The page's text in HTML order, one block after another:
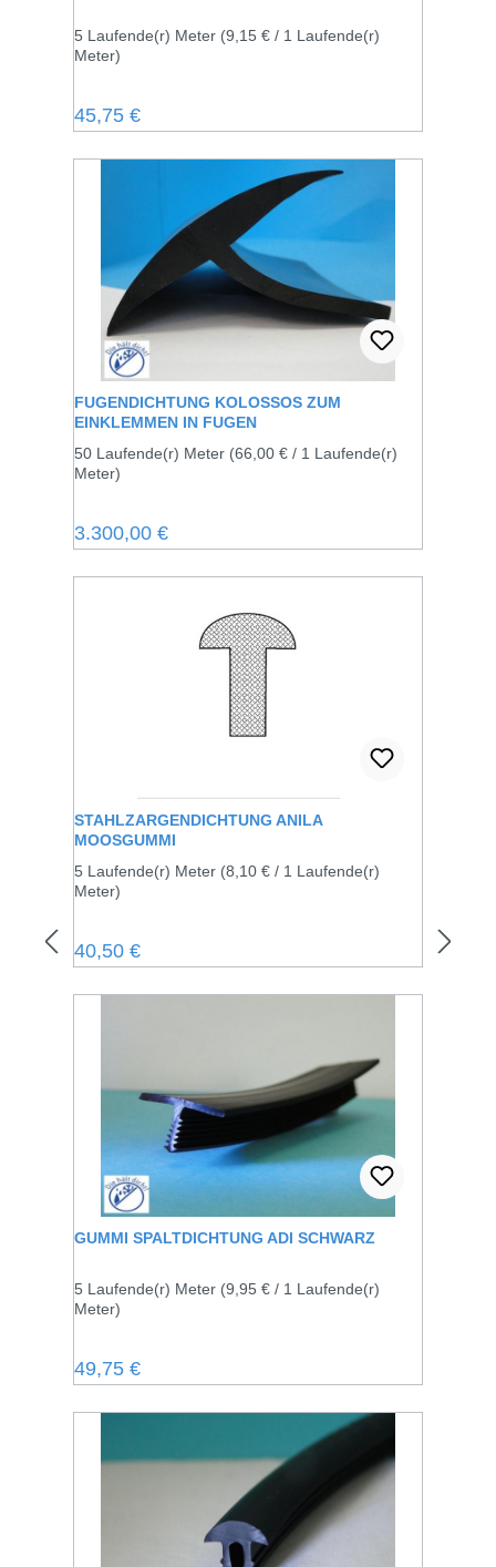
5 Laufende(r) Meter (9,15 € / 1 Laufende(r)
Meter)
Regulärer Preis:
45,75 €
FUGENDICHTUNG KOLOSSOS ZUM
EINKLEMMEN IN FUGEN
50 Laufende(r) Meter (66,00 € / 1 Laufende(r)
Meter)
Regulärer Preis:
3.300,00 €
STAHLZARGENDICHTUNG ANILA
MOOSGUMMI
5 Laufende(r) Meter (8,10 € / 1 Laufende(r)
Meter)
Regulärer Preis:
40,50 €
GUMMI SPALTDICHTUNG ADI SCHWARZ
5 Laufende(r) Meter (9,95 € / 1 Laufende(r)
Meter)
Regulärer Preis:
49,75 €